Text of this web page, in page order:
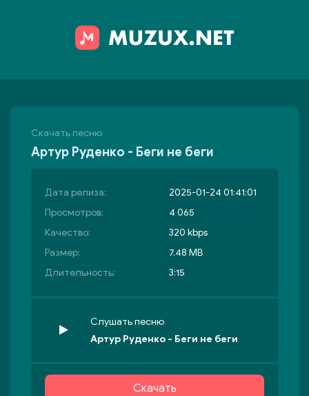
Скачать песню
Артур Руденко - Беги не беги
Дата релиза:
2025-01-24 01:41:01
Просмотров:
4 065
Качество:
320 kbps
Размер:
7.48 MB
Длительность:
3:15
Слушать песню
Артур Руденко - Беги не беги
Скачать